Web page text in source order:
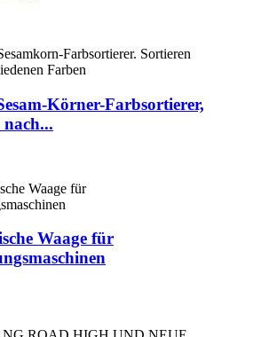
Körner-Farbsortierer,
nach...
Waage für